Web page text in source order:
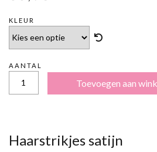
KLEUR
AANTAL
HAARSPELDJES
STRIKJES
SATIJN
Toevoegen aan
Haarstrikjes satijn